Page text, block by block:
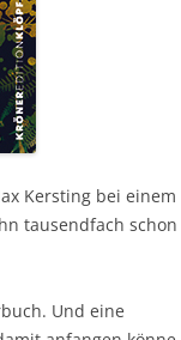
Kersting bei einem
tausendfach schon
Und eine